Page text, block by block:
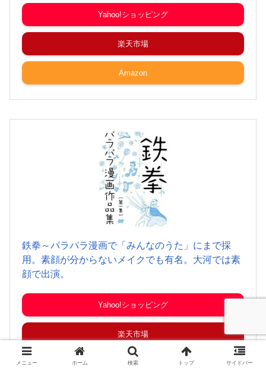
Yahoo!ショッピング
楽天市場
Amazon
鉄拳～パラパラ漫画で「みんなのうた」にまで採
用。素顔が分からないメイクでも有名。大河では素
顔で出演。
Yahoo!ショッピング
楽天市場
Amazon
メニュー ホーム 検索 トップ サイドバー